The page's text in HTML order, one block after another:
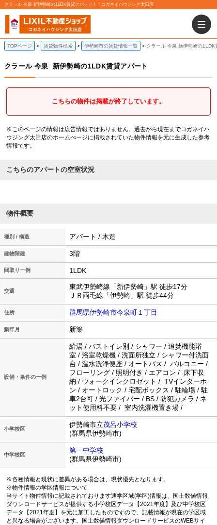
クラール 今泉 新伊勢崎の1LDK賃貸アパート！｜コガネイハウジング太田店
TOPページ 賃貸物件検索 伊勢崎市の賃貸情報一覧 クラール 今泉 新伊勢崎の1LDK
クラール 今泉 新伊勢崎の1LDK賃貸アパート
こちらの物件は掲載が終了しています。
※このページの情報は広告情報ではありません。過去から現在までコガネイハ
ウジング太田店のホームぺージに掲載されていた物件情報を元に生成した参考
情報です。
こちらのアパートの空室状況
物件概要
種別 / 構造 アパート / 木造
建物階建 3階
間取り一例 1LDK
交通
東武伊勢崎線「新伊勢崎」駅 徒歩17分
ＪＲ両毛線「伊勢崎」駅 徒歩44分
住所 群馬県伊勢崎市今泉町１丁目
築年月 新築
設備・条件の一例
給湯 / バストイレ別 / シャワー / 追焚機能浴
室 / 浴室乾燥機 / 洗面所独立 / シャワー付洗面
台 / 温水洗浄便座 / オートバス / バルコニー /
フローリング / 照明付き / エアコン / 床下収
納 / ウォークインクロゼット / TVインターホ
ン / オートロック / 宅配ボックス / 駐輪場 / 駐
車2台可 / 光ファイバー / BS / 防犯カメラ / ネ
ット使用料不要 / 室内洗濯機置き場 /
小学校区
伊勢崎市立茂呂小学校
(群馬県伊勢崎市)
中学校区
第一中学校
(群馬県伊勢崎市)
※各種情報と現状に差異がある場合は、現状優先となります。
※物件情報の学区情報について
当サイト物件情報に記載されております通学区域(学区)情報は、国土数値情報
ダウンロードサービスが提供する小学校区データ【2021年度】及び中学校区
データ【2021年度】を元に加工したものですので、記載情報が現在の学区域
と異なる場合がございます。国土数値情報ダウンロードサービスのWEBサイ